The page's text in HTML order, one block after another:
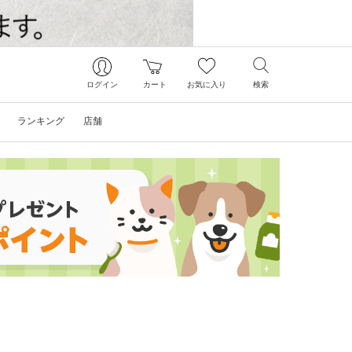
ログイン カート お気に入り 検索
ランキング 店舗